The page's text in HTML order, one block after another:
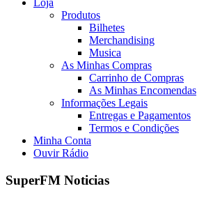
Loja
Produtos
Bilhetes
Merchandising
Musica
As Minhas Compras
Carrinho de Compras
As Minhas Encomendas
Informações Legais
Entregas e Pagamentos
Termos e Condições
Minha Conta
Ouvir Rádio
SuperFM Noticias